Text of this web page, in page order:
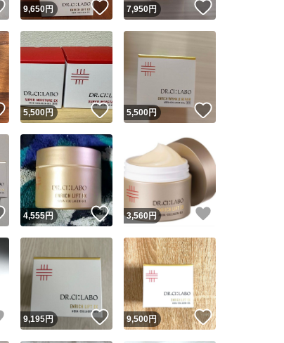
取引実績
取引実績◯+
他フリマ実績◯+ このユーザーは他フリマサービスでの取
スピード&安心発送
※このバッジは実績に基づく表示であり、発送を保証しているものではあ
スピード＆安心発送
このユーザーは高頻度で24時間以内＆設
ます
スピード発送 このユーザーは高頻度で24時間以内に発
安心発送 このユーザーは設定した発送日数内に発
商品画像の無断転載は禁止されています
コピーは1商品につき1回
出品ページへ
キャンセル
いいね！
9,650円 いいね！
7,950円
いいね！
5,500円 いいね！
5,500円
いいね！
4,555円 いいね！
3,560円
いいね！
9,195円 いいね！
9,500円 いいね！